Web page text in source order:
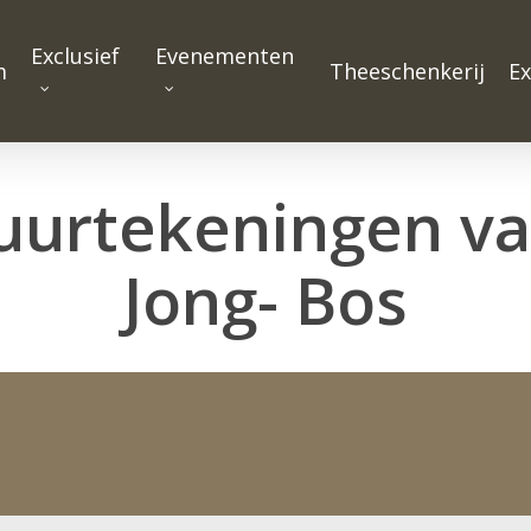
Exclusief Evenementen
Theeschenkerij
Jong- Bos